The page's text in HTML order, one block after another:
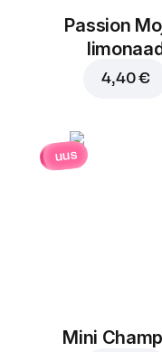
Passion
4,40 €
uus
Mini